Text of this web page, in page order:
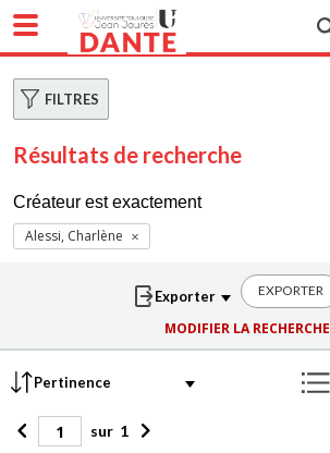
FILTRES
Résultats de recherche
Créateur est exactement
Alessi, Charlène
EXPORTER
MODIFIER LA RECHERCHE
sur 1